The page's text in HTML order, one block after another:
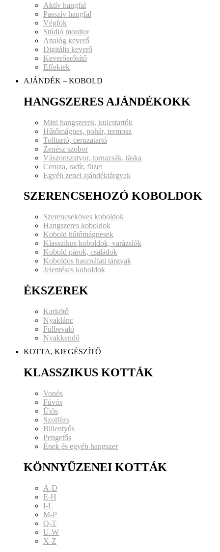
Aktív hangfal
Passzív hangfal
Végfok
Stúdió monitor
Analóg keverő
Digitális keverő
Keverőerősítő
Effektek
AJÁNDÉK – KOBOLD
HANGSZERES AJÁNDÉKOKK
Mini hangszerek, kulcstartók
Hűtőmágnes, pohár, termosz
Tolltartó, ceruzatartó
Zenész szobor
Vászonszatyor, tornazsák, táska
Ceruza, radír, füzet
Egyéb zenei ajándéktárgyak
SZERENCSEHOZÓ KOBOLDOK
Szerencseköves koboldok
Hangszeres koboldok
Kobold hűtőmágnesek
Klasszikus koboldok, varázslók
Kobold párok, családok
Koboldos használati tárgyak
Jelentéses koboldok
ÉKSZEREK
Karkötő
Nyaklánc
Fülbevaló
Nyakkendő
KOTTA, KIEGÉSZÍTŐ
KLASSZIKUS KOTTÁK
Vonós
Fúvós
Ütős
Szolfézs
Billentyűs
Pengetős
Ének és egyéb hangszer
KÖNNYŰZENEI KOTTÁK
A-D
E-H
I-L
M-P
Q-T
U-W
X-Z